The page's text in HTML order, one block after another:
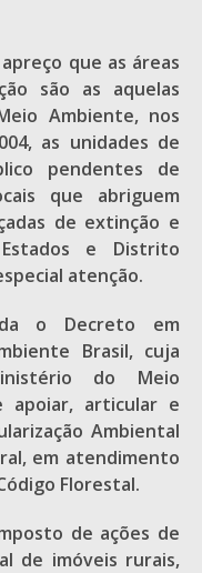
que as áreas
são as aquelas
Ambiente, nos
as unidades de
pendentes de
que abriguem
de extinção e
e Distrito
atenção.
o Decreto em
Brasil, cuja
do Meio
apoiar, articular e
Ambiental
em atendimento
Florestal.
de ações de
de imóveis rurais,